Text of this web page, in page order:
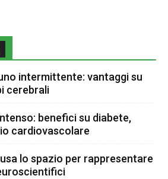
intermittente: vantaggi su
cerebrali
benefici su diabete,
cardiovascolare
lo spazio per rappresentare